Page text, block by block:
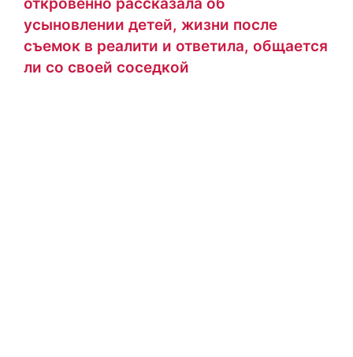
усыновлении детей, жизни после
съемок в реалити и ответила, общается
ли со своей соседкой